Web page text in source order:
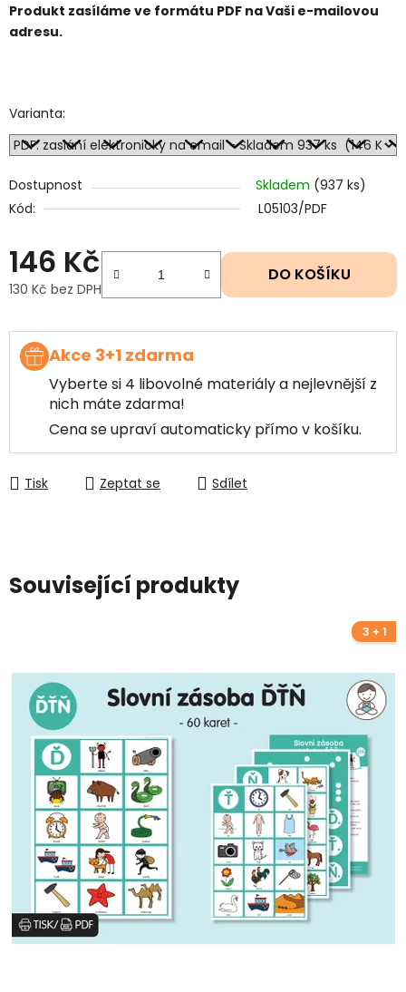
Produkt zasíláme ve formátu PDF na Vaši e-mailovou
adresu.
Varianta:
Dostupnost Skladem (937 ks)
Kód:
L05103/PDF
146 Kč
130 Kč bez DPH
DO KOŠÍKU
Akce 3+1 zdarma
Vyberte si 4 libovolné materiály a nejlevnější z
nich máte zdarma!
Cena se upraví automaticky přímo v košíku.
Tisk Zeptat se Sdílet
Související produkty
3 + 1